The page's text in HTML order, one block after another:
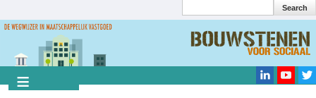
naar
gaan
Search